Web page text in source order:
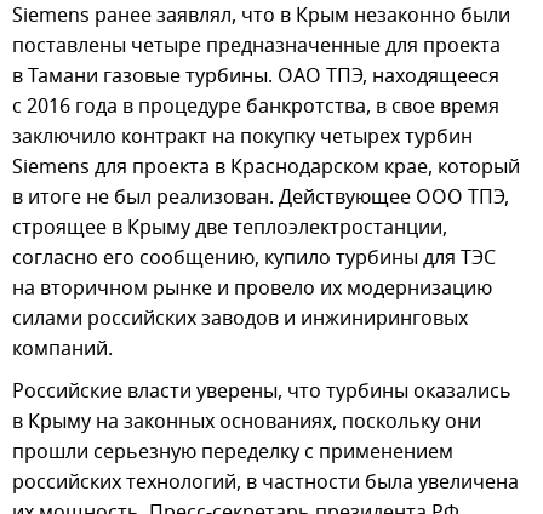
Siemens ранее заявлял, что в Крым незаконно были
поставлены четыре предназначенные для проекта
в Тамани газовые турбины. ОАО ТПЭ, находящееся
с 2016 года в процедуре банкротства, в свое время
заключило контракт на покупку четырех турбин
Siemens для проекта в Краснодарском крае, который
в итоге не был реализован. Действующее ООО ТПЭ,
строящее в Крыму две теплоэлектростанции,
согласно его сообщению, купило турбины для ТЭС
на вторичном рынке и провело их модернизацию
силами российских заводов и инжиниринговых
компаний.
Российские власти уверены, что турбины оказались
в Крыму на законных основаниях, поскольку они
прошли серьезную переделку с применением
российских технологий, в частности была увеличена